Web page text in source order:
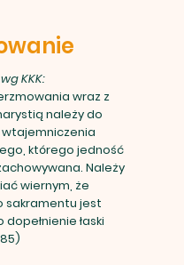
KKK:
wraz z
należy do
którego jedność
Należy
wiernym, że
sakramentu jest
łaski